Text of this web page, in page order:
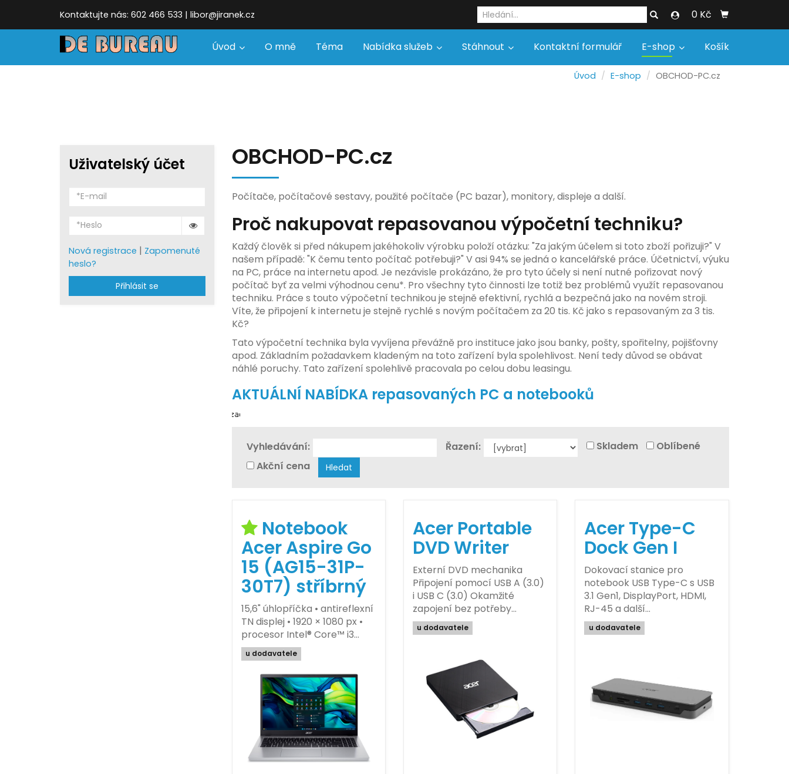
Kontaktujte nás: 602 466 533 | libor@jiranek.cz 0 Kč
Úvod O mně Téma Nabídka služeb Stáhnout Kontaktní formulář E-shop Košík
Úvod E-shop OBCHOD-PC.cz
Uživatelský účet
Nová registrace | Zapomenuté
heslo?
Přihlásit se
OBCHOD-PC.cz
Počítače, počítačové sestavy, použité počítače (PC bazar), monitory, displeje a další.
Proč nakupovat repasovanou výpočetní techniku?
Každý člověk si před nákupem jakéhokoliv výrobku položí otázku: "Za jakým účelem si toto zboží pořizuji?" V
našem případě: "K čemu tento počítač potřebuji?" V asi 94% se jedná o kancelářské práce. Účetnictví, výuku
na PC, práce na internetu apod. Je nezávisle prokázáno, že pro tyto účely si není nutné pořizovat nový
počítač byť za velmi výhodnou cenu*. Pro všechny tyto činnosti lze totiž bez problémů využít repasovanou
techniku. Práce s touto výpočetní technikou je stejně efektivní, rychlá a bezpečná jako na novém stroji.
Víte, že připojení k internetu je stejně rychlé s novým počítačem za 20 tis. Kč jako s repasovaným za 3 tis.
Kč?
Tato výpočetní technika byla vyvíjena převážně pro instituce jako jsou banky, pošty, spořitelny, pojišťovny
apod. Základním požadavkem kladeným na toto zařízení byla spolehlivost. Není tedy důvod se obávat
náhlé poruchy. Tato zařízení spolehlivě pracovala po celou dobu leasingu.
AKTUÁLNÍ NABÍDKA repasovaných PC a notebooků
Vyhledávání: Řazení: Skladem
Oblíbené
Akční cena
Hledat
Notebook
Acer Aspire Go
15 (AG15-31P-
30T7) stříbrný
15,6" úhlopříčka • antireflexní
TN displej • 1920 × 1080 px •
procesor Intel® Core™ i3…
u dodavatele
Acer Portable
DVD Writer
Externí DVD mechanika
Připojení pomocí USB A (3.0)
i USB C (3.0) Okamžité
zapojení bez potřeby…
u dodavatele
Acer Type-C
Dock Gen I
Dokovací stanice pro
notebook USB Type-C s USB
3.1 Gen1, DisplayPort, HDMI,
RJ-45 a další…
u dodavatele